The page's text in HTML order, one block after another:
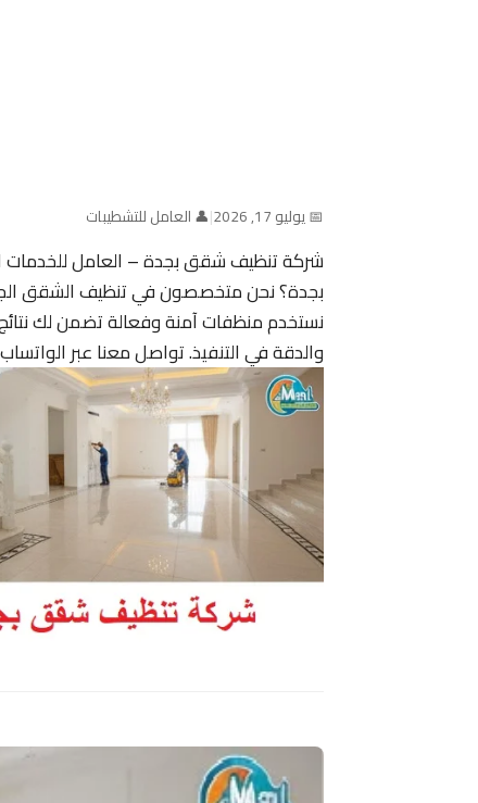
📅 يوليو 17, 2026 |👤 العامل للتشطيبات
شركة تنظيف شقق بجدة – العامل للخدمات
بجدة؟ نحن متخصصون في تنظيف الشقق
نستخدم منظفات آمنة وفعالة تضمن لك نتائج
والدقة في التنفيذ. تواصل معنا عبر